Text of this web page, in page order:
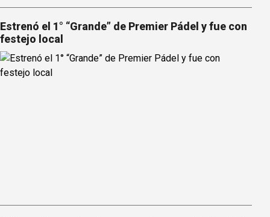
Estrenó el 1° “Grande” de Premier Pádel y fue con
festejo local